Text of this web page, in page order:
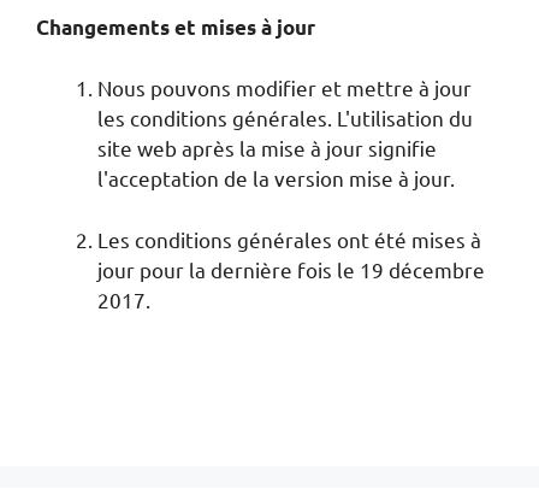
Changements et mises à jour
Nous pouvons modifier et mettre à jour
les conditions générales. L'utilisation du
site web après la mise à jour signifie
l'acceptation de la version mise à jour.
Les conditions générales ont été mises à
jour pour la dernière fois le 19 décembre
2017.